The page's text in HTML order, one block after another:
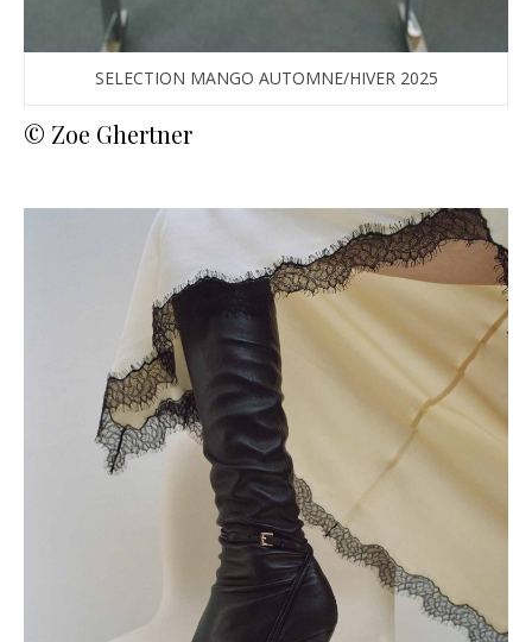
SELECTION MANGO AUTOMNE/HIVER 2025
© Zoe Ghertner